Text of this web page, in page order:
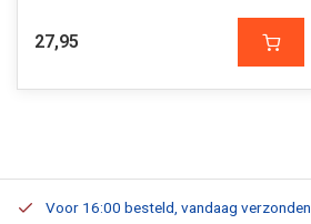
27,95
Voor 16:00 besteld, vandaag verzonden